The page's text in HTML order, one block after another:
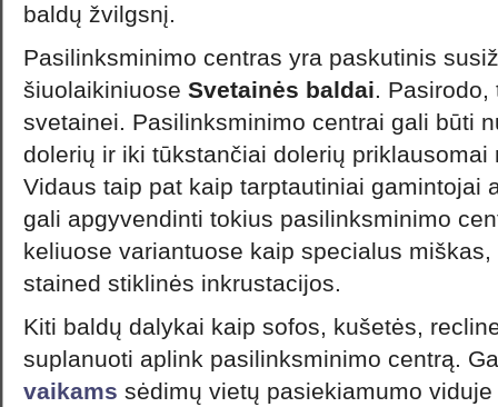
baldų žvilgsnį.
Pasilinksminimo centras yra paskutinis
šiuolaikiniuose Svetainės baldai.
svetainei. Pasilinksminimo centrai gali būti
dolerių ir iki tūkstančiai dolerių priklausomai
Vidaus taip pat kaip tarptautiniai gamintojai
gali apgyvendinti tokius pasilinksminimo
keliuose variantuose kaip specialus
stained stiklinės inkrustacijos.
Kiti baldų dalykai kaip sofos, kušetės,
suplanuoti aplink pasilinksminimo centrą.
vaikams sėdimų vietų pasiekiamumo